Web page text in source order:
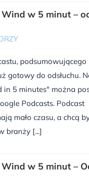
w 5 minut –
podsumowującego
gotowy do odsłuchu.
5 minutes" można
Podcasts. Podcast
mało czasu, a chcą
branży [...]
w 5 minut –